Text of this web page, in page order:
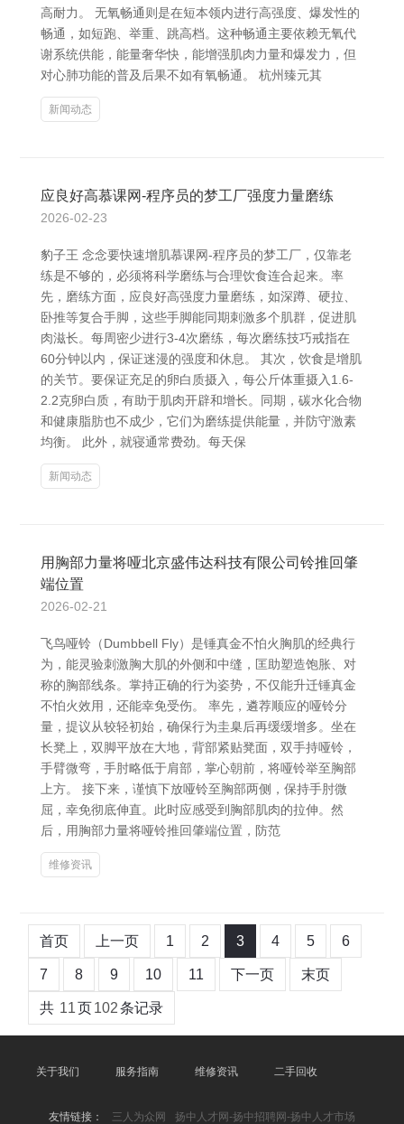
高耐力。 无氧畅通则是在短本领内进行高强度、爆发性的
畅通，如短跑、举重、跳高档。这种畅通主要依赖无氧代
谢系统供能，能量奢华快，能增强肌肉力量和爆发力，但
对心肺功能的普及后果不如有氧畅通。 杭州臻元其
新闻动态
应良好高慕课网-程序员的梦工厂强度力量磨练
2026-02-23
豹子王 念念要快速增肌慕课网-程序员的梦工厂，仅靠老
练是不够的，必须将科学磨练与合理饮食连合起来。率
先，磨练方面，应良好高强度力量磨练，如深蹲、硬拉、
卧推等复合手脚，这些手脚能同期刺激多个肌群，促进肌
肉滋长。每周密少进行3-4次磨练，每次磨练技巧戒指在
60分钟以内，保证迷漫的强度和休息。 其次，饮食是增肌
的关节。要保证充足的卵白质摄入，每公斤体重摄入1.6-
2.2克卵白质，有助于肌肉开辟和增长。同期，碳水化合物
和健康脂肪也不成少，它们为磨练提供能量，并防守激素
均衡。 此外，就寝通常费劲。每天保
新闻动态
用胸部力量将哑北京盛伟达科技有限公司铃推回肇
端位置
2026-02-21
飞鸟哑铃（Dumbbell Fly）是锤真金不怕火胸肌的经典行
为，能灵验刺激胸大肌的外侧和中缝，匡助塑造饱胀、对
称的胸部线条。掌持正确的行为姿势，不仅能升迁锤真金
不怕火效用，还能幸免受伤。 率先，遴荐顺应的哑铃分
量，提议从较轻初始，确保行为圭臬后再缓缓增多。坐在
长凳上，双脚平放在大地，背部紧贴凳面，双手持哑铃，
手臂微弯，手肘略低于肩部，掌心朝前，将哑铃举至胸部
上方。 接下来，谨慎下放哑铃至胸部两侧，保持手肘微
屈，幸免彻底伸直。此时应感受到胸部肌肉的拉伸。然
后，用胸部力量将哑铃推回肇端位置，防范
维修资讯
首页 上一页 1 2 3 4 5 6
7 8 9 10 11 下一页 末页
共 11页102条记录
关于我们 服务指南 维修资讯 二手回收
友情链接： 三人为众网
扬中人才网-扬中招聘网-扬中人才市场